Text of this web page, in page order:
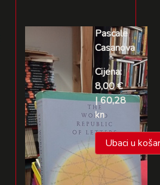
Pascale
Casanova
Cijena:
8,00 €
| 60,28
kn
Ubaci u